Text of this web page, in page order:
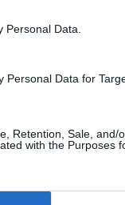
Data.
Personal Data for
Retention, Sale, and/
with the Purposes
Προέδρου του
ΑΥΤΟΔΙΟΙΚΗΣΗ